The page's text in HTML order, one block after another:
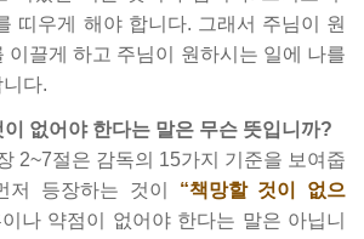
띠우게 해야 합니다. 그래서 주님이 원
이끌게 하고 주님이 원하시는 일에 나를
다.
없어야 한다는 말은 무슨 뜻입니까?
2~7절은 감독의 15가지 기준을 보여줍
저 등장하는 것이 “책망할 것이 없으
나 약점이 없어야 한다는 말은 아닙니